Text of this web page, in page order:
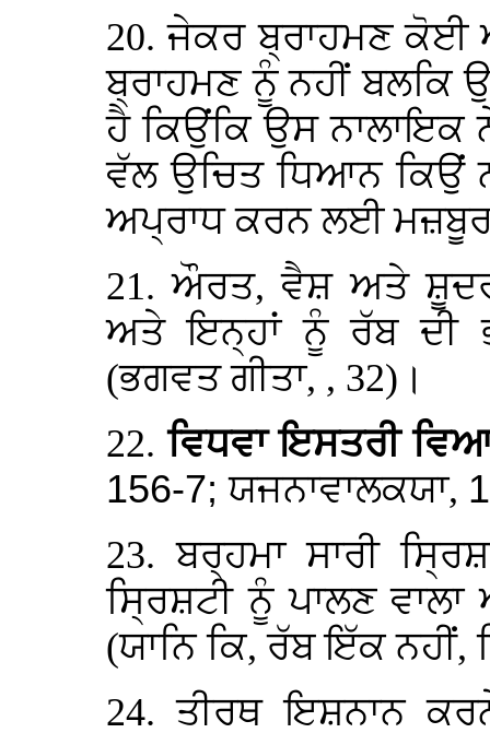
20. ਜੇਕਰ ਬ੍ਰਾਹਮਣ ਕੋਈ
ਬ੍ਰਾਹਮਣ ਨੂੰ ਨਹੀਂ ਬਲਕਿ
ਹੈ ਕਿਉਂਕਿ ਉਸ ਨਾਲਾਇਕ
ਵੱਲ ਉਚਿਤ ਧਿਆਨ ਕਿਉਂ
ਅਪ੍ਰਾਧ ਕਰਨ ਲਈ
21. ਔਰਤ, ਵੈਸ਼ ਅਤੇ
ਅਤੇ ਇਨ੍ਹਾਂ ਨੂੰ ਰੱਬ ਦੀ
(ਭਗਵਤ ਗੀਤਾ, , 32)।
22.ਵਿਧਵਾ ਇਸਤਰੀ
156-7;ਯਜਨਾਵਾਲਕਯਾ,
23. ਬਰ੍ਹਮਾ ਸਾਰੀ
ਸ੍ਰਿਸ਼ਟੀ ਨੂੰ ਪਾਲਣ
(ਯਾਨਿ ਕਿ, ਰੱਬ ਇੱਕ ਨਹੀਂ,
24. ਤੀਰਥ ਇਸ਼ਨਾਨ